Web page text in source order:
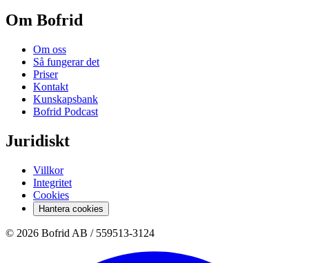
Om Bofrid
Om oss
Så fungerar det
Priser
Kontakt
Kunskapsbank
Bofrid Podcast
Juridiskt
Villkor
Integritet
Cookies
Hantera cookies
© 2026 Bofrid AB / 559513-3124